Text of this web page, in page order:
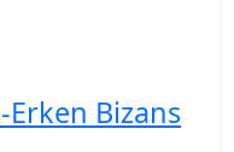
Erken Bizans